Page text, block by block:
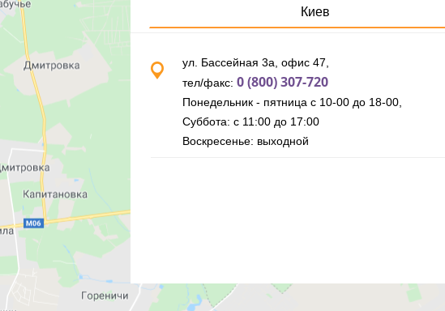
Киев
ул. Бассейная 3а, офис 47,
тел/факс: 0 (800) 307-720
Понедельник - пятница с 10-00 до 18-00,
Суббота: с 11:00 до 17:00
Воскресенье: выходной